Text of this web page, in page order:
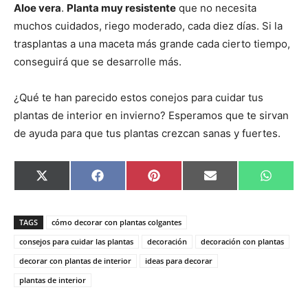
Aloe vera. Planta muy resistente que no necesita
muchos cuidados, riego moderado, cada diez días. Si la
trasplantas a una maceta más grande cada cierto tiempo,
conseguirá que se desarrolle más.
¿Qué te han parecido estos conejos para cuidar tus
plantas de interior en invierno? Esperamos que te sirvan
de ayuda para que tus plantas crezcan sanas y fuertes.
C
o
a
t
r
n
X
(
t
r
C
o
a
t
r
F
a
b
o
C
o
a
r
t
r
P
i
e
e
t
C
o
t
E
m
C
o
t
W
h
p
TAGS
cómo decorar con plantas colgantes
consejos para cuidar las plantas
decoración
decoración con plantas
decorar con plantas de interior
ideas para decorar
plantas de interior